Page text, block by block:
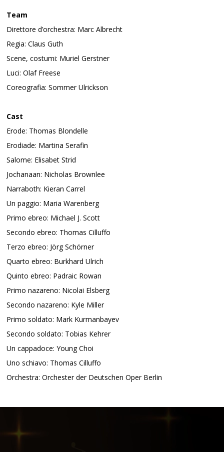
Team
Direttore d’orchestra: Marc Albrecht
Regia: Claus Guth
Scene, costumi: Muriel Gerstner
Luci: Olaf Freese
Coreografia: Sommer Ulrickson
Cast
Erode: Thomas Blondelle
Erodiade: Martina Serafin
Salome: Elisabet Strid
Jochanaan: Nicholas Brownlee
Narraboth: Kieran Carrel
Un paggio: Maria Warenberg
Primo ebreo: Michael J. Scott
Secondo ebreo: Thomas Cilluffo
Terzo ebreo: Jörg Schörner
Quarto ebreo: Burkhard Ulrich
Quinto ebreo: Padraic Rowan
Primo nazareno: Nicolai Elsberg
Secondo nazareno: Kyle Miller
Primo soldato: Mark Kurmanbayev
Secondo soldato: Tobias Kehrer
Un cappadoce: Young Choi
Uno schiavo: Thomas Cilluffo
Orchestra: Orchester der Deutschen Oper Berlin